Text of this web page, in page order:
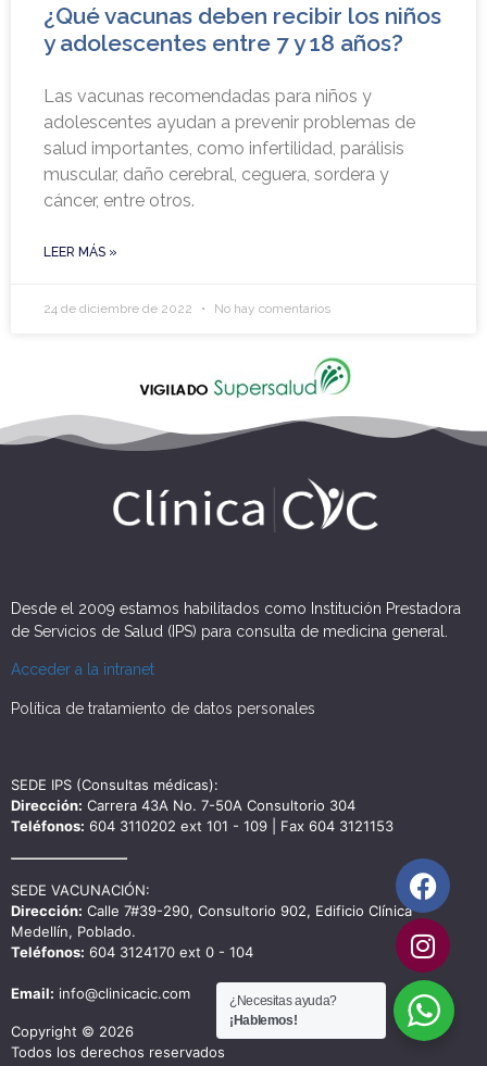
¿Qué vacunas deben recibir los niños
y adolescentes entre 7 y 18 años?
Las vacunas recomendadas para niños y
adolescentes ayudan a prevenir problemas de
salud importantes, como infertilidad, parálisis
muscular, daño cerebral, ceguera, sordera y
cáncer, entre otros.
LEER MÁS »
24 de diciembre de 2022 No hay comentarios
Desde el 2009 estamos habilitados como Institución Prestadora
de Servicios de Salud (IPS) para consulta de medicina general.
Acceder a la intranet
Política de tratamiento de datos personales
SEDE IPS (Consultas médicas):
Dirección: Carrera 43A No. 7-50A Consultorio 304
Teléfonos: 604 3110202 ext 101 - 109 | Fax 604 3121153
SEDE VACUNACIÓN:
Dirección: Calle 7#39-290, Consultorio 902, Edificio Clínica
Medellín, Poblado.
Teléfonos: 604 3124170 ext 0 - 104
Email: info@clinicacic.com
Copyright © 2026
Todos los derechos reservados
¿Necesitas ayuda?
¡Hablemos!